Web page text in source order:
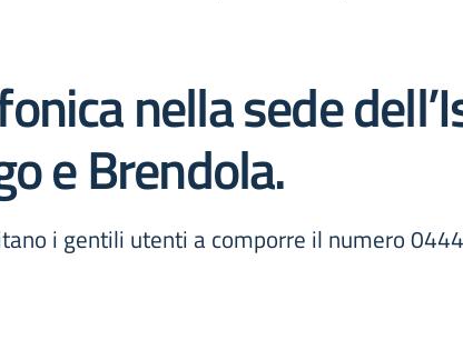
nella sede
e Brendola.
i gentili utenti a comporre il numero